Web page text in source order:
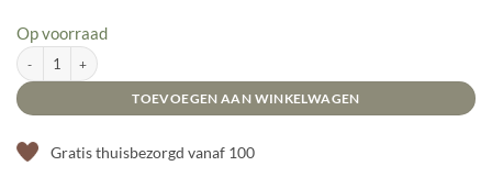
Op voorraad
SensoryFun Kikkererwten - Koper aantal
TOEVOEGEN AAN WINKELWAGEN
Gratis thuisbezorgd vanaf 100